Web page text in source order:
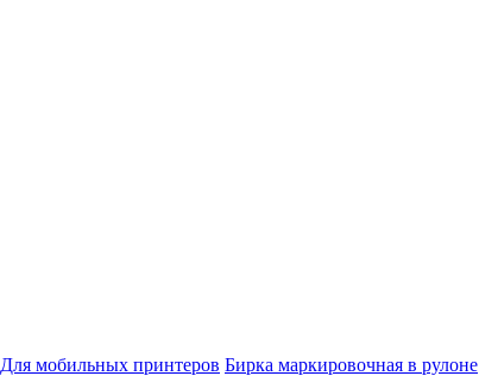
Для мобильных принтеров Бирка маркировочная в рулоне